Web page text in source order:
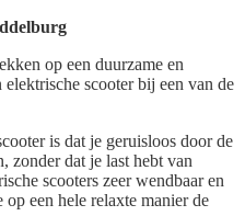
op een duurzame en
scooter bij een van de
is dat je geruisloos door de
zonder dat je last hebt van
scooters zeer wendbaar en
een hele relaxte manier de